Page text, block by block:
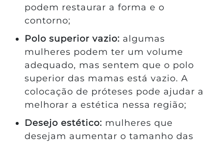
podem restaurar a forma e o
contorno;
Polo superior vazio: algumas
mulheres podem ter um volume
adequado, mas sentem que o polo
superior das mamas está vazio. A
colocação de próteses pode ajudar a
melhorar a estética nessa região;
Desejo estético: mulheres que
desejam aumentar o tamanho das